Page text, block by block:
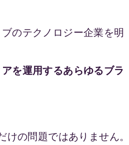
のテクノロジー企業を明
を運用するあらゆるブラ
の問題ではありません。